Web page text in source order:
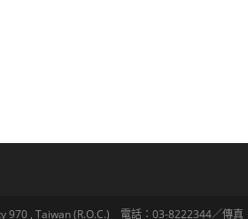
, Taiwan (R.O.C.) 電話：03-8222344／傳